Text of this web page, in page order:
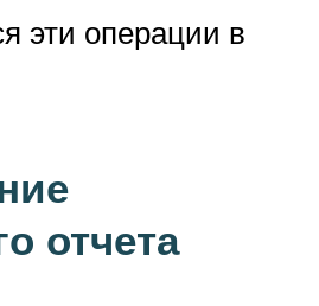
эти операции в
отчета